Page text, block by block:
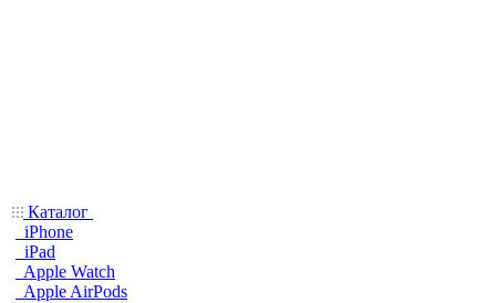
Каталог
iPhone
iPad
Apple Watch
Apple AirPods